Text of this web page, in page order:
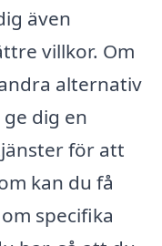
även
villkor. Om
alternativ
dig en
för att
kan du få
specifika